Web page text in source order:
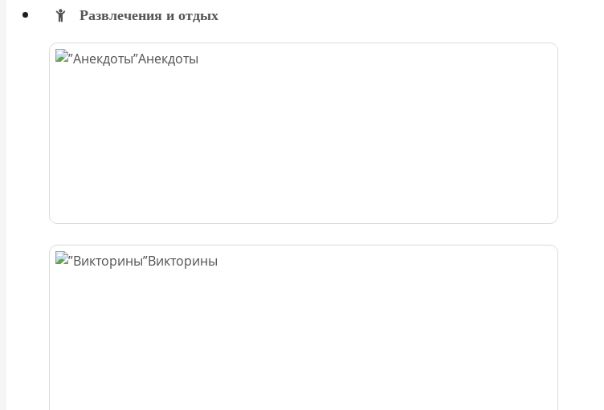
Развлечения и отдых
Анекдоты
Викторины